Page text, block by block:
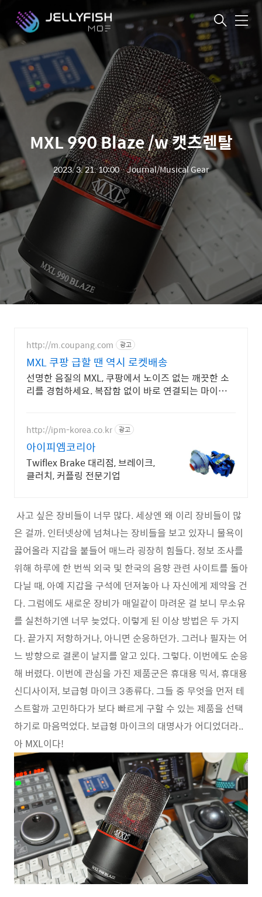
메
MXL 990 Blaze /w 캣츠렌탈
2023. 3. 21. 10:00ㆍJournal/Musical Gear
http://m.coupang.com 광고
MXL 쿠팡 급할 땐 역시 로켓배송
선명한 음질의 MXL, 쿠팡에서 노이즈 없는 깨끗한 소
리를 경험하세요. 복잡함 없이 바로 연결되는 마이크,
http://ipm-korea.co.kr 광고
아이피엠코리아
Twiflex Brake 대리점, 브레이크,
클러치, 커플링 전문기업
사고 싶은 장비들이 너무 많다. 세상엔 왜 이리 장비들이 많
은 걸까. 인터넷상에 넘쳐나는 장비들을 보고 있자니 물욕이
끓어올라 지갑을 붙들어 매느라 굉장히 힘들다. 정보 조사를
위해 하루에 한 번씩 외국 및 한국의 음향 관련 사이트를 돌아
다닐 때, 아예 지갑을 구석에 던져놓아 나 자신에게 제약을 건
다. 그럼에도 새로운 장비가 매일같이 마려운 걸 보니 무소유
를 실천하기엔 너무 늦었다. 이렇게 된 이상 방법은 두 가지
다. 끝가지 저항하거나, 아니면 순응하던가. 그러나 필자는 어
느 방향으로 결론이 날지를 알고 있다. 그렇다. 이번에도 순응
해 버렸다. 이번에 관심을 가진 제품군은 휴대용 믹서, 휴대용
신디사이저, 보급형 마이크 3종류다. 그들 중 무엇을 먼저 테
스트할까 고민하다가 보다 빠르게 구할 수 있는 제품을 선택
하기로 마음먹었다. 보급형 마이크의 대명사가 어디었더라..
아 MXL이다!